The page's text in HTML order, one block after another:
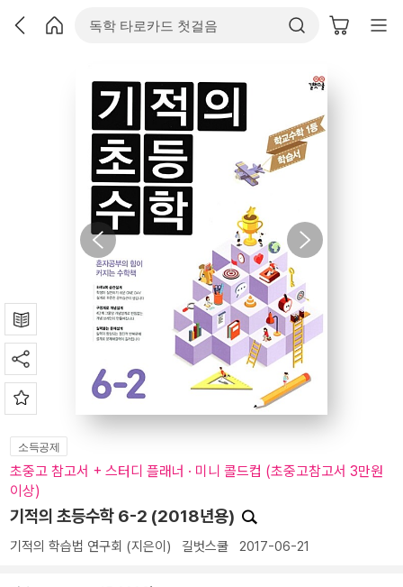
소득공제
초중고 참고서 + 스터디 플래너 · 미니 콜드컵 (초중고참고서 3만원
이상)
기적의 초등수학 6-2 (2018년용)
기적의 학습법 연구회 (지은이) 길벗스쿨 2017-06-21